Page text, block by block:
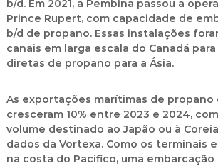
b/d. Em 2021, a Pembina passou a
Prince Rupert, com capacidade de
b/d de propano. Essas instalações
canais em larga escala do Canadá
diretas de propano para a Ásia.
As exportações marítimas de propano
cresceram 10% entre 2023 e 2024,
volume destinado ao Japão ou à
dados da Vortexa. Como os terminais
na costa do Pacífico, uma